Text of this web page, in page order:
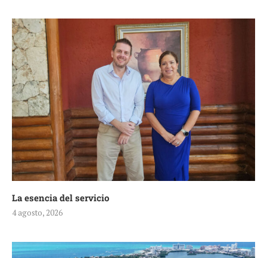
La esencia del servicio
4 agosto, 2026